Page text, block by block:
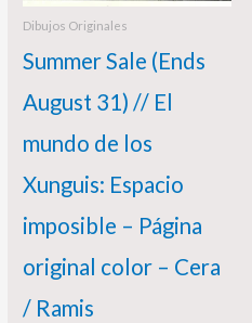
Dibujos Originales
Summer Sale (Ends
August 31) // El
mundo de los
Xunguis: Espacio
imposible – Página
original color – Cera
/ Ramis